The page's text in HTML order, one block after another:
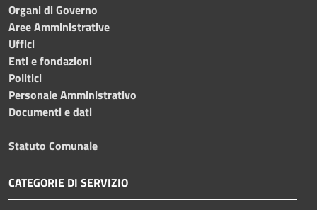
Organi di Governo
Aree Amministrative
Uffici
Enti e fondazioni
Politici
Personale Amministrativo
Documenti e dati
Statuto Comunale
CATEGORIE DI SERVIZIO